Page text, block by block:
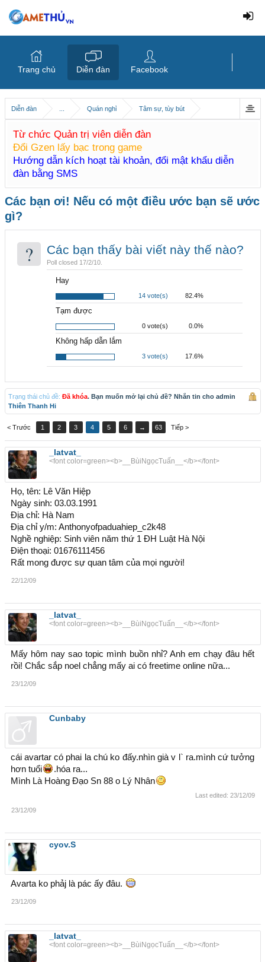
Diễn đàn Quán nghỉ Tâm sự, tùy bút
Từ chức Quản trị viên diễn đàn
Đổi Gzen lấy bạc trong game
Hướng dẫn kích hoạt tài khoản, đổi mật khẩu diễn
đàn bằng SMS
Các bạn ơi! Nếu có một điều ước bạn sẽ ước
gì?
? Các bạn thấy bài viết này thế nào?
Poll closed 17/2/10.
Hay
14 vote(s) 82.4%
Tạm được
0 vote(s) 0.0%
Không hấp dẫn lắm
3 vote(s) 17.6%
Trạng thái chủ đề: Đã khóa. Bạn muốn mở lại chủ đề? Nhắn tin cho admin
Thiên Thanh Hi
< Trước 1 2 3 4 5 6 → 63 Tiếp >
_latvat_
<font color=green><b>__BùiNgọcTuấn__</b></font>
Họ, tên: Lê Văn Hiệp
Ngày sinh: 03.03.1991
Địa chỉ: Hà Nam
Địa chỉ y/m: Anthonyofpaduahiep_c2k48
Nghề nghiệp: Sinh viên năm thứ 1 ĐH Luật Hà Nội
Điện thoại: 01676111456
Rất mong được sự quan tâm của mọi người!
22/12/09
_latvat_
<font color=green><b>__BùiNgọcTuấn__</b></font>
Mấy hôm nay sao topic mình buồn nhỉ? Anh em chạy đâu hết
rồi! Chắc sắp noel chẳng mấy ai có freetime online nữa...
23/12/09
Cunbaby
cái avartar có phai la chú ko đấy.nhìn già v l` ra.mình cứ tưởng
hơn tuổi
.hóa ra...
Mình Là Hoàng Đạo Sn 88 o Lý Nhân
Last edited: 23/12/09
23/12/09
cyov.S
Avarta ko phảj là pác ấy đâu.
23/12/09
_latvat_
<font color=green><b>__BùiNgọcTuấn__</b></font>
Trang chủ Diễn đàn Facebook